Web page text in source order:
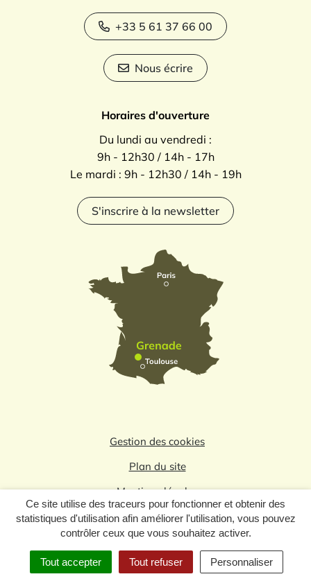
Ce site utilise des traceurs pour fonctionner et obtenir des
statistiques d'utilisation afin améliorer l'utilisation, vous pouvez
contrôler ceux que vous souhaitez activer.
Tout accepter Tout refuser Personnaliser
MENU
Logo du label
+33 5 61 37 66 00
Nous écrire
Horaires d'ouverture
Du lundi au vendredi :
9h - 12h30 / 14h - 17h
Le mardi : 9h - 12h30 / 14h - 19h
S'inscrire à la newsletter
Gestion des cookies
Plan du site
Mentions légales
Politique de confidentialité